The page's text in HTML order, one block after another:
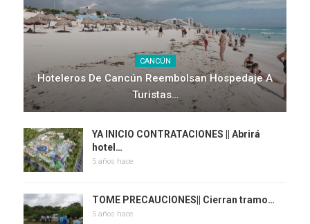
CANCÚN
Hoteleros De Cancún Reembolsan Hospedaje A
Turistas…
YA INICIO CONTRATACIONES || Abrirá
hotel…
5 años hace
TOME PRECAUCIONES|| Cierran tramo…
5 años hace